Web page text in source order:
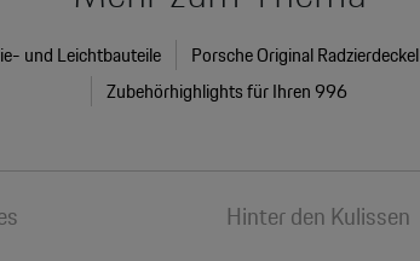
und Leichtbauteile Porsche Original Radzierdeckel
Zubehörhighlights für Ihren 996
Hinter den Kulissen